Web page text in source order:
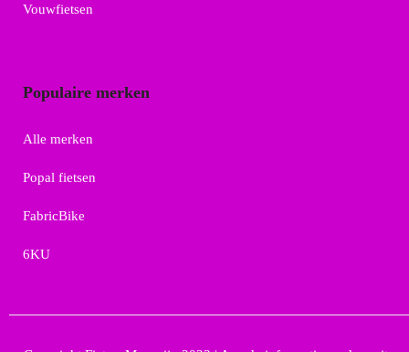
Vouwfietsen
Populaire merken
Alle merken
Popal fietsen
FabricBike
6KU